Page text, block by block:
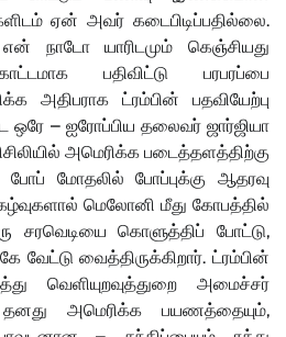
ஏன் அவர் கடைபிடிப்பதில்லை.
நாடோ யாரிடமும் கெஞ்சியது
பதிவிட்டு பரபரப்பை
அதிபராக ட்ரம்பின் பதவியேற்பு
ஒரே – ஐரோப்பிய தலைவர் ஜார்ஜியா
அமெரிக்க படைத்தளத்திற்கு
போப் மோதலில் போப்புக்கு ஆதரவு
மெலோனி மீது கோபத்தில்
சரவெடியை கொளுத்திப் போட்டு,
வேட்டு வைத்திருக்கிறார். ட்ரம்பின்
வெளியுறவுத்துறை அமைச்சர்
அமெரிக்க பயணத்தையும்,